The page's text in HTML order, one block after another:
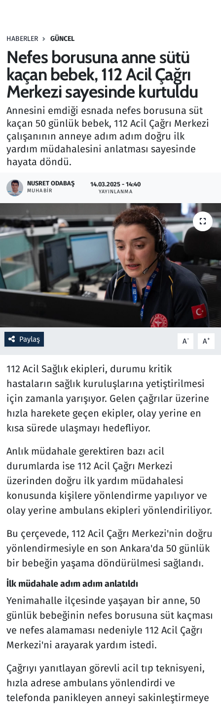
HABERLER GÜNCEL
Nefes borusuna anne sütü
kaçan bebek, 112 Acil Çağrı
Merkezi sayesinde kurtuldu
Annesini emdiği esnada nefes borusuna süt
kaçan 50 günlük bebek, 112 Acil Çağrı Merkezi
çalışanının anneye adım adım doğru ilk
yardım müdahalesini anlatması sayesinde
hayata döndü.
NUSRET ODABAŞ
MUHABIR
14.03.2025 - 14:40
YAYINLANMA
Paylaş A- A+
112 Acil Sağlık ekipleri, durumu kritik
hastaların sağlık kuruluşlarına yetiştirilmesi
için zamanla yarışıyor. Gelen çağrılar üzerine
hızla harekete geçen ekipler, olay yerine en
kısa sürede ulaşmayı hedefliyor.
Anlık müdahale gerektiren bazı acil
durumlarda ise 112 Acil Çağrı Merkezi
üzerinden doğru ilk yardım müdahalesi
konusunda kişilere yönlendirme yapılıyor ve
olay yerine ambulans ekipleri yönlendiriliyor.
Bu çerçevede, 112 Acil Çağrı Merkezi'nin doğru
yönlendirmesiyle en son Ankara'da 50 günlük
bir bebeğin yaşama döndürülmesi sağlandı.
İlk müdahale adım adım anlatıldı
Yenimahalle ilçesinde yaşayan bir anne, 50
günlük bebeğinin nefes borusuna süt kaçması
ve nefes alamaması nedeniyle 112 Acil Çağrı
Merkezi'ni arayarak yardım istedi.
Çağrıyı yanıtlayan görevli acil tıp teknisyeni,
hızla adrese ambulans yönlendirdi ve
telefonda panikleyen anneyi sakinleştirmeye
Haber
Kültür Sanat
Kurumsal Haberler
Lezzet Durağı
Memur ve Kamu
Otomobil
Oyun
Ramazan
Resmi İlanlar
Rüya Tabirleri
Sağlık
Savunma Sanayi
Seçim 2023
Spor
Teknoloji ve Bilim
Televizyon